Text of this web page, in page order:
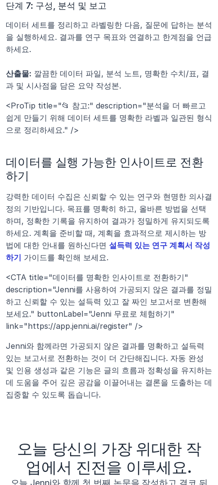
단계 7: 구성, 분석 및 보고
데이터 세트를 정리하고 라벨링한 다음, 질문에 답하는 분석
을 실행하세요. 결과를 연구 목표와 연결하고 한계점을 언급
하세요.
산출물: 깔끔한 데이터 파일, 분석 노트, 명확한 수치/표, 결
과 및 시사점을 담은 요약 작성본.
<ProTip title="📂 참고:" description="분석을 더 빠르고
쉽게 만들기 위해 데이터 세트를 명확한 라벨과 일관된 형식
으로 정리하세요." />
데이터를 실행 가능한 인사이트로 전환
하기
강력한 데이터 수집은 신뢰할 수 있는 연구와 현명한 의사결
정의 기반입니다. 목표를 명확히 하고, 올바른 방법을 선택
하며, 정확한 기록을 유지하여 결과가 정밀하게 유지되도록
하세요. 계획을 준비할 때, 계획을 효과적으로 제시하는 방
법에 대한 안내를 원하신다면 설득력 있는 연구 계획서 작성
하기 가이드를 확인해 보세요.
<CTA title="데이터를 명확한 인사이트로 전환하기"
description="Jenni를 사용하여 가공되지 않은 결과를 정밀
하고 신뢰할 수 있는 설득력 있고 잘 짜인 보고서로 변환해
보세요." buttonLabel="Jenni 무료로 체험하기"
link="https://app.jenni.ai/register" />
Jenni와 함께라면 가공되지 않은 결과를 명확하고 설득력
있는 보고서로 전환하는 것이 더 간단해집니다. 자동 완성
및 인용 생성과 같은 기능은 글의 흐름과 정확성을 유지하는
데 도움을 주어 깊은 공감을 이끌어내는 결론을 도출하는 데
집중할 수 있도록 돕습니다.
오늘 당신의 가장 위대한 작
업에서 진전을 이루세요.